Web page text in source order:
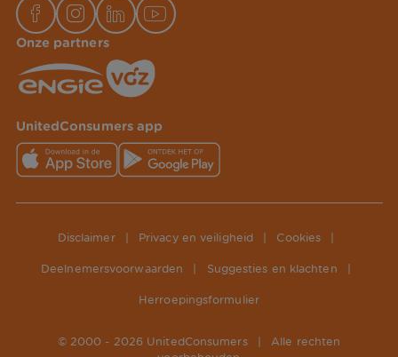
Onze partners
UnitedConsumers app
Disclaimer Privacy en veiligheid Cookies
Deelnemersvoorwaarden Suggesties en klachten
Herroepingsformulier
© 2000 - 2026 UnitedConsumers
Alle rechten